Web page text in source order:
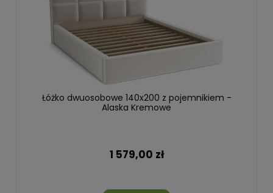
Łóżko dwuosobowe 140x200 z pojemnikiem -
Alaska Kremowe
1 579,00 zł